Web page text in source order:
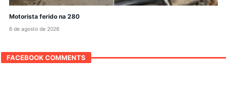
Motorista ferido na 280
6 de agosto de 2026
FACEBOOK COMMENTS